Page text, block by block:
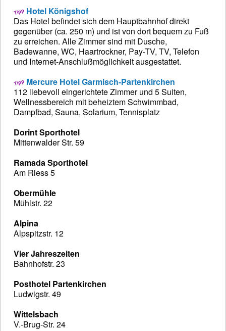
Hotel Königshof
Das Hotel befindet sich dem Hauptbahnhof direkt
gegenüber (ca. 250 m) und ist von dort bequem zu Fuß
zu erreichen. Alle Zimmer sind mit Dusche,
Badewanne, WC, Haartrockner, Pay-TV, TV, Telefon
und Internet-Anschlußmöglichkeit ausgestattet.
Mercure Hotel Garmisch-Partenkirchen
112 liebevoll eingerichtete Zimmer und 5 Suiten,
Wellnessbereich mit beheiztem Schwimmbad,
Dampfbad, Sauna, Solarium, Tennisplatz
Dorint Sporthotel
Mittenwalder Str. 59
Ramada Sporthotel
Am Riess 5
Obermühle
Mühlstr. 22
Alpina
Alpspitzstr. 12
Vier Jahreszeiten
Bahnhofstr. 23
Posthotel Partenkirchen
Ludwigstr. 49
Wittelsbach
V.-Brug-Str. 24